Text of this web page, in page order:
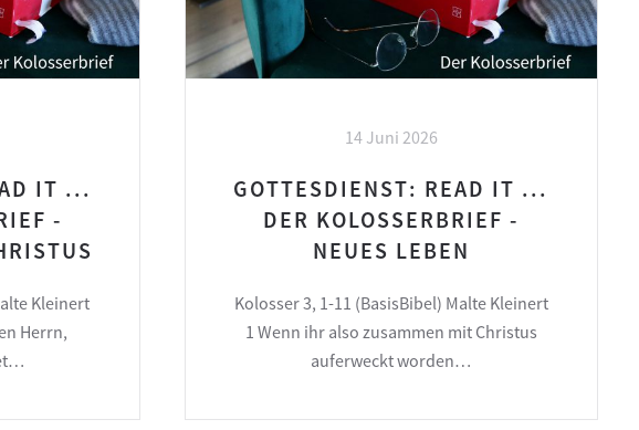
IT ...
-
Kleinert
Herrn,
14 Juni 2026
GOTTESDIENST: READ IT ...
DER KOLOSSERBRIEF -
NEUES LEBEN
Kolosser 3, 1-11 (BasisBibel) Malte Kleinert
1 Wenn ihr also zusammen mit Christus
auferweckt worden…